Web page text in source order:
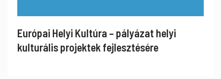
Európai Helyi Kultúra – pályázat helyi
kulturális projektek fejlesztésére